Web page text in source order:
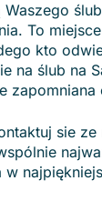
Waszego
To
kto
na ślub na
zapomniana
sie ze
w